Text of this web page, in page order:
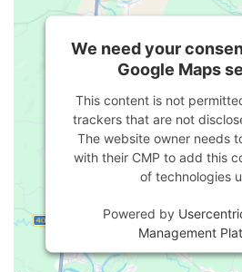
We need your
Google Maps
This content is not
trackers that are not
The website owner needs
with their CMP to add this
of technologies
Powered by
Management